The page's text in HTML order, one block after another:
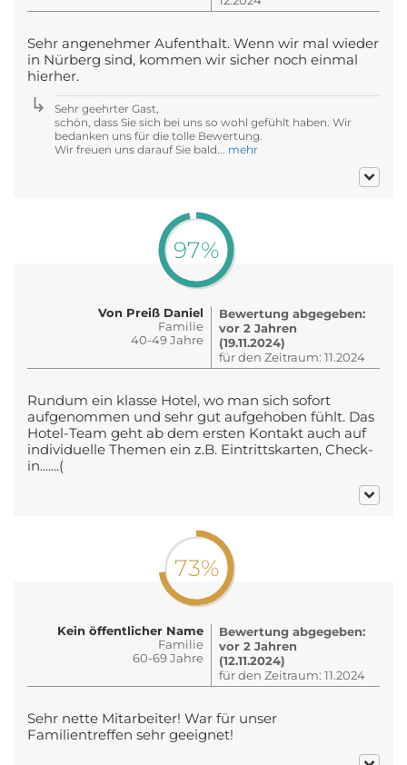
Sehr angenehmer Aufenthalt. Wenn wir mal wieder
in Nürberg sind, kommen wir sicher noch einmal
hierher.
Sehr geehrter Gast,
schön, dass Sie sich bei uns so wohl gefühlt haben. Wir
bedanken uns für die tolle Bewertung.
Wir freuen uns darauf Sie bald... mehr
97%
Von Preiß Daniel
Familie
40-49 Jahre
Bewertung abgegeben:
vor 2 Jahren
(19.11.2024)
für den Zeitraum: 11.2024
Rundum ein klasse Hotel, wo man sich sofort
aufgenommen und sehr gut aufgehoben fühlt. Das
Hotel-Team geht ab dem ersten Kontakt auch auf
individuelle Themen ein z.B. Eintrittskarten, Check-
in.......(
73%
Kein öffentlicher Name
Familie
60-69 Jahre
Bewertung abgegeben:
vor 2 Jahren
(12.11.2024)
für den Zeitraum: 11.2024
Sehr nette Mitarbeiter! War für unser
Familientreffen sehr geeignet!